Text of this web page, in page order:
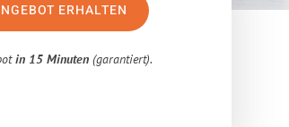
ERHALTEN
in 15 Minuten (garantiert).